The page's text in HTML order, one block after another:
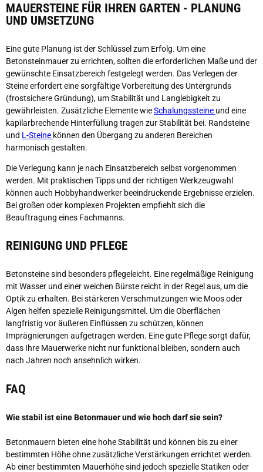
MAUERSTEINE FÜR IHREN GARTEN - PLANUNG
UND UMSETZUNG
Eine gute Planung ist der Schlüssel zum Erfolg. Um eine
Betonsteinmauer zu errichten, sollten die erforderlichen Maße und der
gewünschte Einsatzbereich festgelegt werden. Das Verlegen der
Steine erfordert eine sorgfältige Vorbereitung des Untergrunds
(frostsichere Gründung), um Stabilität und Langlebigkeit zu
gewährleisten. Zusätzliche Elemente wieSchalungssteine und eine
kapilarbrechende Hinterfüllung tragen zur Stabilität bei. Randsteine
und L-Steine können den Übergang zu anderen Bereichen
harmonisch gestalten.
Die Verlegung kann je nach Einsatzbereich selbst vorgenommen
werden. Mit praktischen Tipps und der richtigen Werkzeugwahl
können auch Hobbyhandwerker beeindruckende Ergebnisse erzielen.
Bei großen oder komplexen Projekten empfiehlt sich die
Beauftragung eines Fachmanns.
REINIGUNG UND PFLEGE
Betonsteine sind besonders pflegeleicht. Eine regelmäßige Reinigung
mit Wasser und einer weichen Bürste reicht in der Regel aus, um die
Optik zu erhalten. Bei stärkeren Verschmutzungen wie Moos oder
Algen helfen spezielle Reinigungsmittel. Um die Oberflächen
langfristig vor äußeren Einflüssen zu schützen, können
Imprägnierungen aufgetragen werden. Eine gute Pflege sorgt dafür,
dass Ihre Mauerwerke nicht nur funktional bleiben, sondern auch
nach Jahren noch ansehnlich wirken.
FAQ
Wie stabil ist eine Betonmauer und wie hoch darf sie sein?
Betonmauern bieten eine hohe Stabilität und können bis zu einer
bestimmten Höhe ohne zusätzliche Verstärkungen errichtet werden.
Ab einer bestimmten Mauerhöhe sind jedoch spezielle Statiken oder